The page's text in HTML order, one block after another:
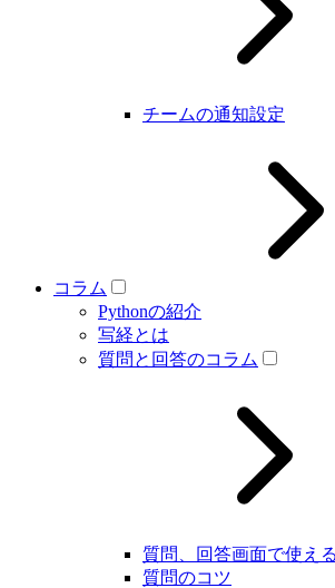
チームの通知設定
コラム
Pythonの紹介
写経とは
質問と回答のコラム
質問、回答画面で使え
質問のコツ